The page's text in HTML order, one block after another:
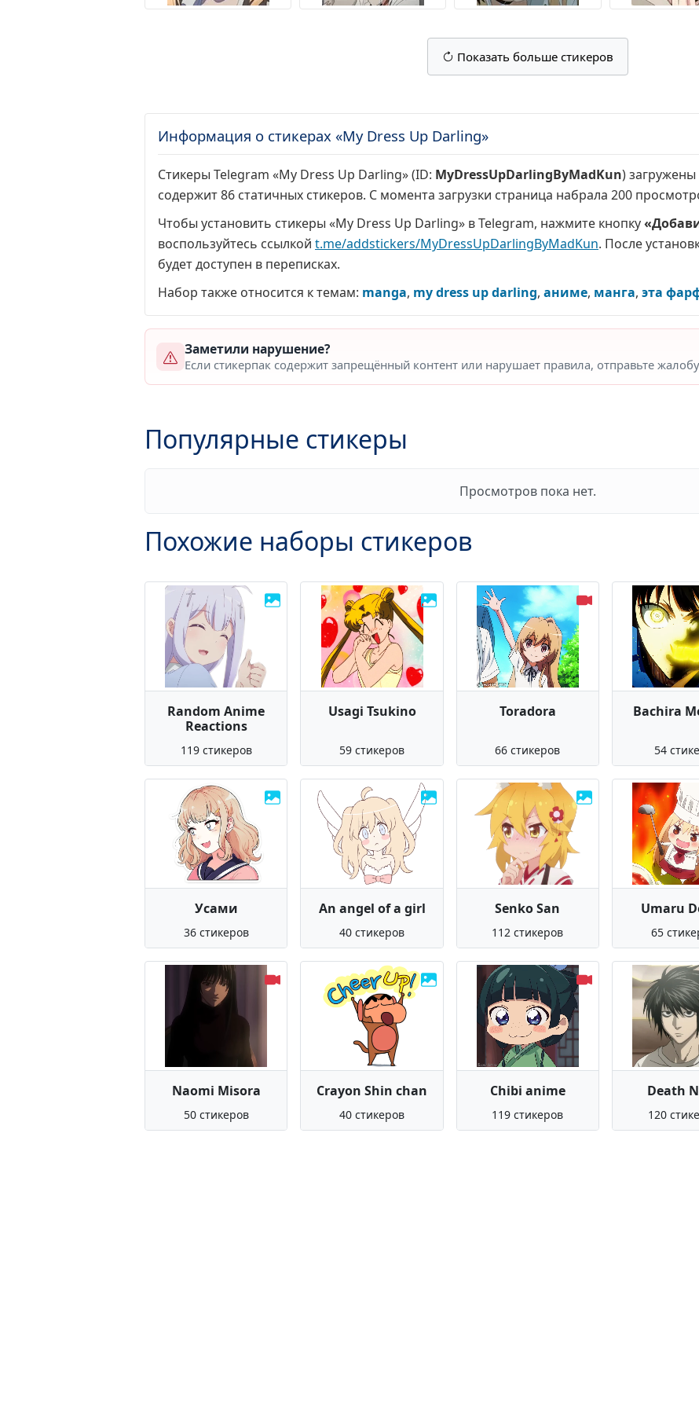
Показать больше стикеров
Информация о стикерах «My Dress Up Darling»
Стикеры Telegram «My Dress Up Darling» (ID: MyDressUpDarlingByMadKun)
содержит 86 статичных стикеров. С момента загрузки страница набрала 200
Чтобы установить стикеры «My Dress Up Darling» в Telegram, нажмите кнопку
воспользуйтесь ссылкой t.me/addstickers/MyDressUpDarlingByMadKun. После
будет доступен в переписках.
Набор также относится к темам: manga, my dress up darling, аниме, манга, эта
Заметили нарушение?
Если стикерпак содержит запрещённый контент или нарушает правила, отправьте
Популярные стикеры
Просмотров пока нет.
Похожие наборы стикеров
Random Anime
Reactions
119 стикеров
Usagi Tsukino
59 стикеров
Toradora
66 стикеров
Bachira
54
Усами
36 стикеров
An angel of a girl
40 стикеров
Senko San
112 стикеров
Umaru
65
Naomi Misora
50 стикеров
Crayon Shin chan
40 стикеров
Chibi anime
119 стикеров
Death
120